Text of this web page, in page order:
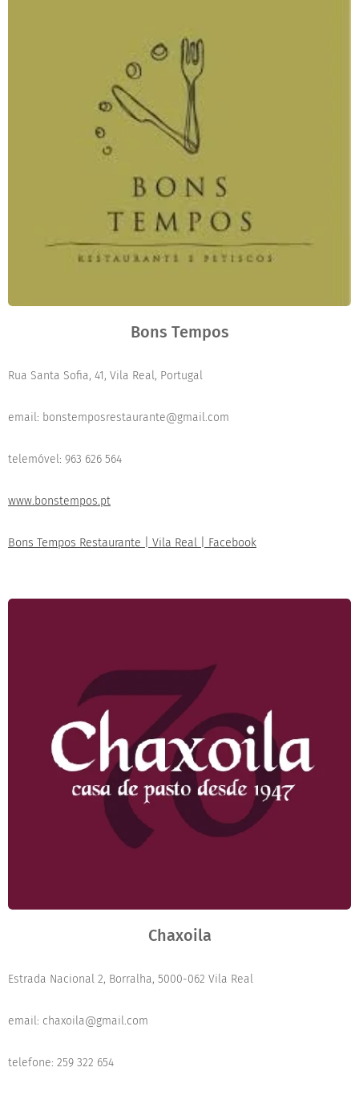
Bons Tempos
Rua Santa Sofia, 41, Vila Real, Portugal
email: bonstemposrestaurante@gmail.com
telemóvel: 963 626 564
www.bonstempos.pt
Bons Tempos Restaurante | Vila Real | Facebook
Chaxoila
Estrada Nacional 2, Borralha, 5000-062 Vila Real
email: chaxoila@gmail.com
telefone: 259 322 654